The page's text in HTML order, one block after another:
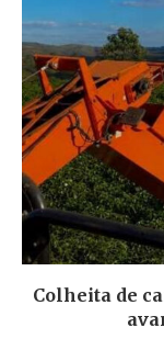
Colheita de